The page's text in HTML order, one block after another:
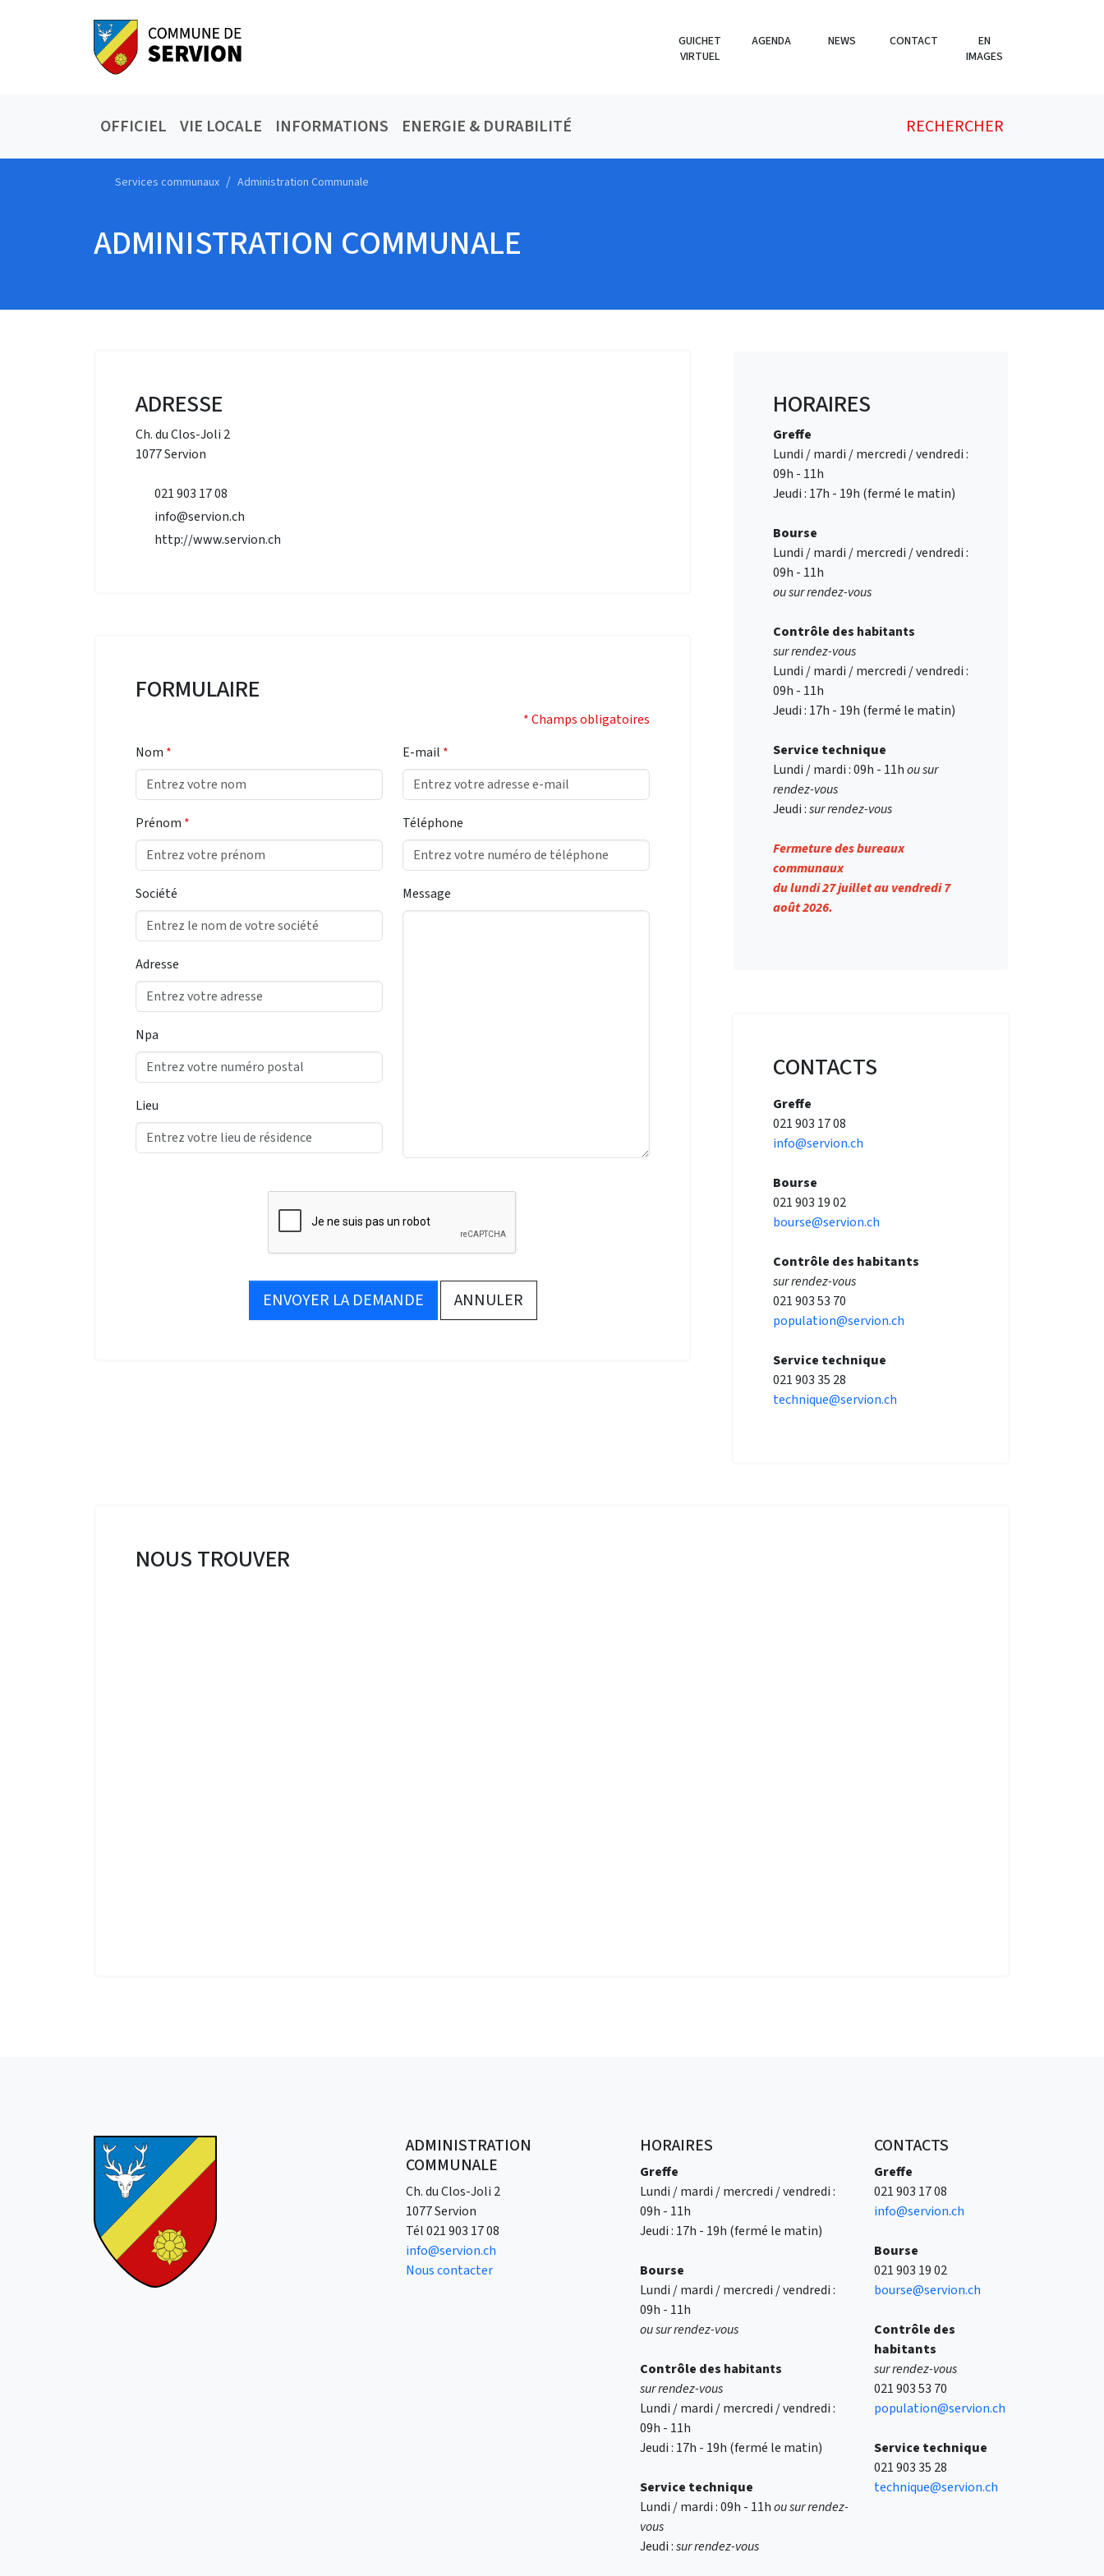
GUICHET
VIRTUEL
AGENDA NEWS CONTACT
EN
IMAGES
OFFICIEL VIE LOCALE INFORMATIONS ENERGIE & DURABILITÉ RECHERCHER
Services communaux Administration Communale
ADMINISTRATION COMMUNALE
ADRESSE
Ch. du Clos-Joli 2
1077 Servion
021 903 17 08
info@servion.ch
http://www.servion.ch
FORMULAIRE
* Champs obligatoires
Nom *
Prénom *
Société
Adresse
Npa
Lieu
E-mail *
Téléphone
Message
ENVOYER LA DEMANDE ANNULER
HORAIRES
Greffe
Lundi / mardi / mercredi / vendredi :
09h - 11h
Jeudi : 17h - 19h (fermé le matin)
Bourse
Lundi / mardi / mercredi / vendredi :
09h - 11h
ou sur rendez-vous
Contrôle des habitants
sur rendez-vous
Lundi / mardi / mercredi / vendredi :
09h - 11h
Jeudi : 17h - 19h (fermé le matin)
Service technique
Lundi / mardi : 09h - 11hou sur
rendez-vous
Jeudi :sur rendez-vous
Fermeture des bureaux
communaux
du lundi 27 juillet au vendredi 7
août 2026.
CONTACTS
Greffe
021 903 17 08
info@servion.ch
Bourse
021 903 19 02
bourse@servion.ch
Contrôle des habitants
sur rendez-vous
021 903 53 70
population@servion.ch
Service technique
021 903 35 28
technique@servion.ch
NOUS TROUVER
ADMINISTRATION
COMMUNALE
Ch. du Clos-Joli 2
1077 Servion
Tél021 903 17 08
info@servion.ch
Nous contacter
HORAIRES
Greffe
Lundi / mardi / mercredi / vendredi :
09h - 11h
Jeudi : 17h - 19h (fermé le matin)
Bourse
Lundi / mardi / mercredi / vendredi :
09h - 11h
ou sur rendez-vous
Contrôle des habitants
sur rendez-vous
Lundi / mardi / mercredi / vendredi :
09h - 11h
Jeudi : 17h - 19h (fermé le matin)
Service technique
Lundi / mardi : 09h - 11hou sur rendez-
vous
Jeudi :sur rendez-vous
CONTACTS
Greffe
021 903 17 08
info@servion.ch
Bourse
021 903 19 02
bourse@servion.ch
Contrôle des
habitants
sur rendez-vous
021 903 53 70
population@servion.ch
Service technique
021 903 35 28
technique@servion.ch